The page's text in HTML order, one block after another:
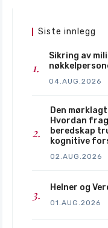
Siste innlegg
Sikring av
04.AUG.2026
Den
Hvordan
beredskap
kognitive
02.AUG.2026
Helner og
01.AUG.2026